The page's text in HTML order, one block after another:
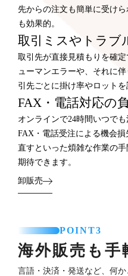
先からの注文も簡単に受け
も効果的。
取引ミスやトラブ
取引先が直接見積もりを確
ューマンエラーや、それに
引先ごとに掛け率やロットを
FAX・電話対応の
オンラインで24時間いつで
FAX・電話受注による機会
直すといった煩雑な作業の
期待できます。
卸販売
POINT3
海外販売も手
言語・決済・発送など、何